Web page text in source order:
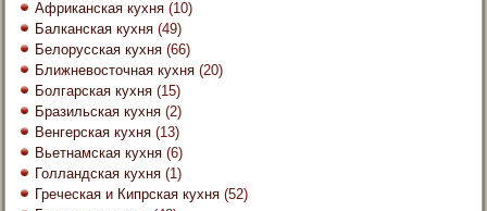
Африканская кухня (10)
Балканская кухня (49)
Белорусская кухня (66)
Ближневосточная кухня (20)
Болгарская кухня (15)
Бразильская кухня (2)
Венгерская кухня (13)
Вьетнамская кухня (6)
Голландская кухня (1)
Греческая и Кипрская кухня (52)